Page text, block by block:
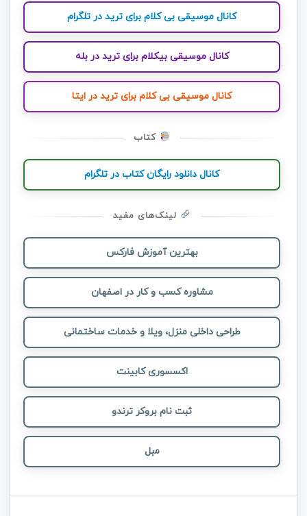
کانال موسیقی بی کلام برای ترید در تلگرام
کانال موسیقی بیکلام برای ترید در بله
کانال موسیقی بی کلام برای ترید در ایتا
کتاب
کانال دانلود رایگان کتاب در تلگرام
لینک‌های مفید
بهترین آموزش فارکس
مشاوره کسب و کار در اصفهان
طراحی داخلی منزل، ویلا و خدمات ساختمانی
اکسسوری کابینت
ثبت نام بروکر ترندو
مبل